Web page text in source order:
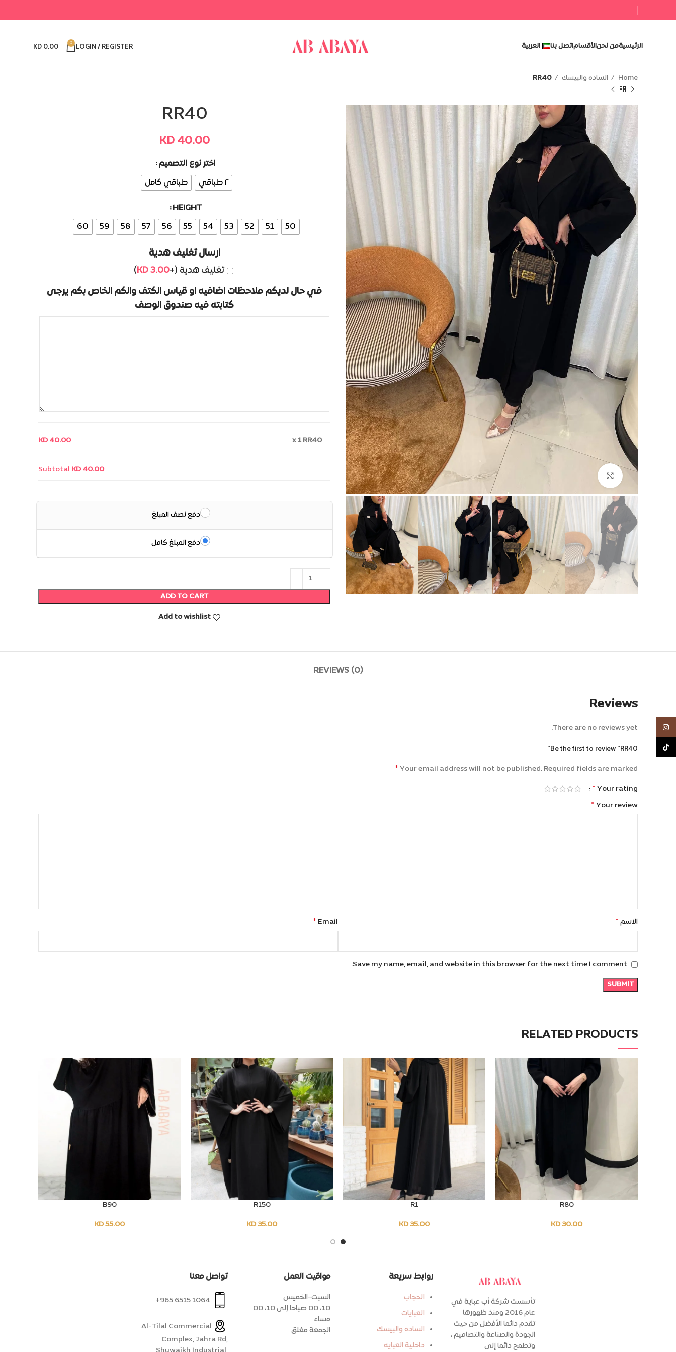
الرئيسيةمن نحنالأقساماتصل بنا العربية LOGIN / REGISTER
0
KD 0.00
Home الساده والبيسك RR40
RR40
KD 40.00
اختر نوع التصميم
٢ طباقي
طباقي كامل
HEIGHT
50
51
52
53
54
55
56
57
58
59
60
ارسال تغليف هدية
تغليف هدية (+ KD3.00
)
في حال لديكم ملاحظات اضافيه او قياس الكتف والكم الخاص بكم يرجى
كتابته فيه صندوق الوصف
x 1RR40
KD 40.00
Subtotal KD 40.00
دفع نصف المبلغ
دفع المبلغ كامل
ADD TO CART
Alternative:
Add to wishlist
REVIEWS (0)
Reviews
There are no reviews yet.
Be the first to review “RR40”
Your email address will not be published. Required fields are marked
*
Your rating
*
Your review
*
الاسم *
Email
*
Save my name, email, and website in this browser for the next time I comment.
Alternative:
RELATED PRODUCTS
R80
KD30.00
R1
KD35.00
R150
KD35.00
B90
KD55.00
تأسست شركة أب عباية في
عام 2016 ومنذ ظهورها
تقدم دائما الأفضل من حيث
الجودة والصناعة والتصاميم ،
وتطمح دائما إلى
روابط سريعة
الحجاب
العبايات
الساده والبيسك
داخلية العبايه
مواقيت العمل
السبت-الخميس
10: 00 صباحا إلى 10: 00
مساء
الجمعة مغلق
تواصل معنا
Al-Tilal Commercial
Complex, Jahra Rd,
Instagram
TikTok